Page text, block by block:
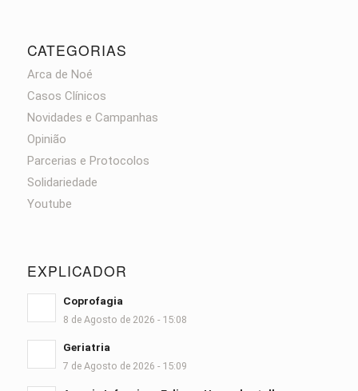
CATEGORIAS
Arca de Noé
Casos Clínicos
Novidades e Campanhas
Opinião
Parcerias e Protocolos
Solidariedade
Youtube
EXPLICADOR
Coprofagia
8 de Agosto de 2026 - 15:08
Geriatria
7 de Agosto de 2026 - 15:09